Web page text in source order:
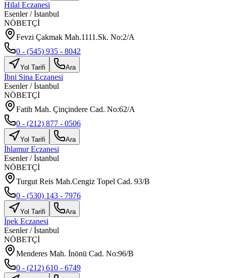
Hilal Eczanesi
Esenler/İstanbul
NÖBETÇİ
Fevzi Çakmak Mah.1111.Sk. No:2/A
0 - (545) 935 - 8042
Yol Tarifi Ara
İbni Sina Eczanesi
Esenler/İstanbul
NÖBETÇİ
Fatih Mah. Çinçindere Cad. No:62/A
0 - (212) 877 - 0506
Yol Tarifi Ara
İhlamur Eczanesi
Esenler/İstanbul
NÖBETÇİ
Turgut Reis Mah.Cengiz Topel Cad. 93/B
0 - (530) 143 - 7976
Yol Tarifi Ara
İpek Eczanesi
Esenler/İstanbul
NÖBETÇİ
Menderes Mah. İnönü Cad. No:96/B
0 - (212) 610 - 6749